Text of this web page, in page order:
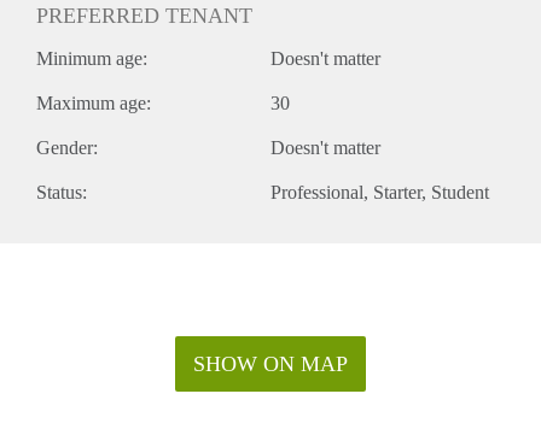
PREFERRED TENANT
Minimum age: Doesn't matter
Maximum age: 30
Gender: Doesn't matter
Status: Professional Starter Student
SHOW ON MAP